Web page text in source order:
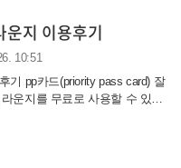
아 패키지 가서 쇼핑만 신나게
. 그럼 사이판에 왔으니 뭐라도
이용하시면 됩니..
지 이용후기
10:51
기 pp카드(priority pass card) 잘
운지를 무료로 사용할 수 있는
떻게 해야할까요? 카드마다 달
있어야 하는 카드도 있고 연회비